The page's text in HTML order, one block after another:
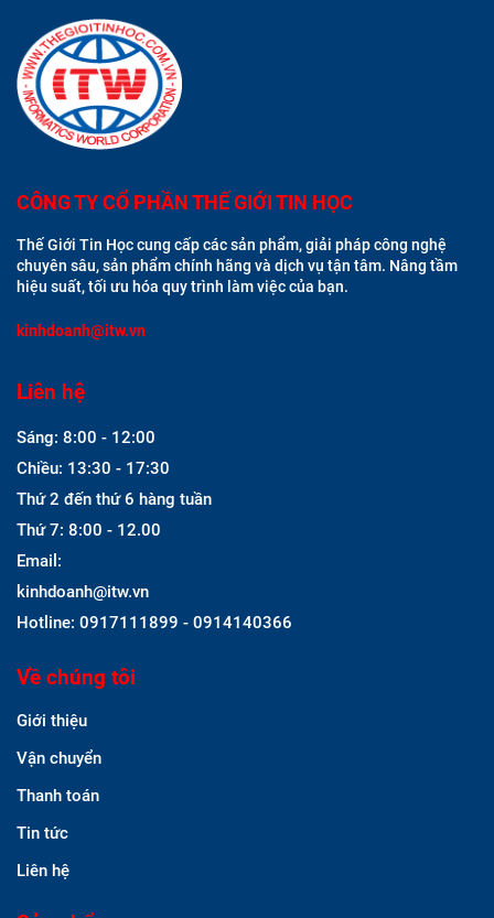
CÔNG TY CỔ PHẦN THẾ GIỚI TIN HỌC
Thế Giới Tin Học cung cấp các sản phẩm, giải pháp công nghệ
chuyên sâu, sản phẩm chính hãng và dịch vụ tận tâm. Nâng tầm
hiệu suất, tối ưu hóa quy trình làm việc của bạn.
kinhdoanh@itw.vn
Liên hệ
Sáng: 8:00 - 12:00
Chiều: 13:30 - 17:30
Thứ 2 đến thứ 6 hàng tuần
Thứ 7: 8:00 - 12.00
Email:
kinhdoanh@itw.vn
Hotline: 0917111899 - 0914140366
Về chúng tôi
Giới thiệu
Vận chuyển
Thanh toán
Tin tức
Liên hệ